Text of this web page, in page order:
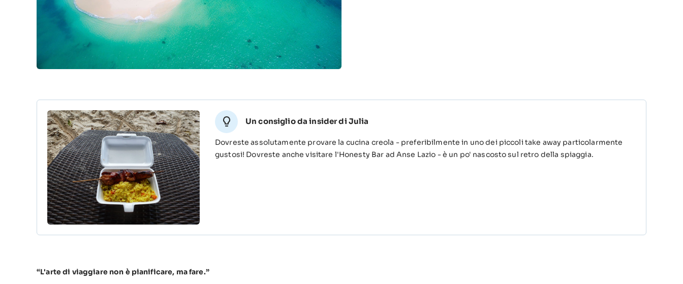
Un consiglio da insider di Julia
Dovreste assolutamente provare la cucina creola - preferibilmente in uno dei piccoli take away particolarmente
gustosi! Dovreste anche visitare l'Honesty Bar ad Anse Lazio - è un po' nascosto sul retro della spiaggia.
L'arte di viaggiare non è pianificare, ma fare.